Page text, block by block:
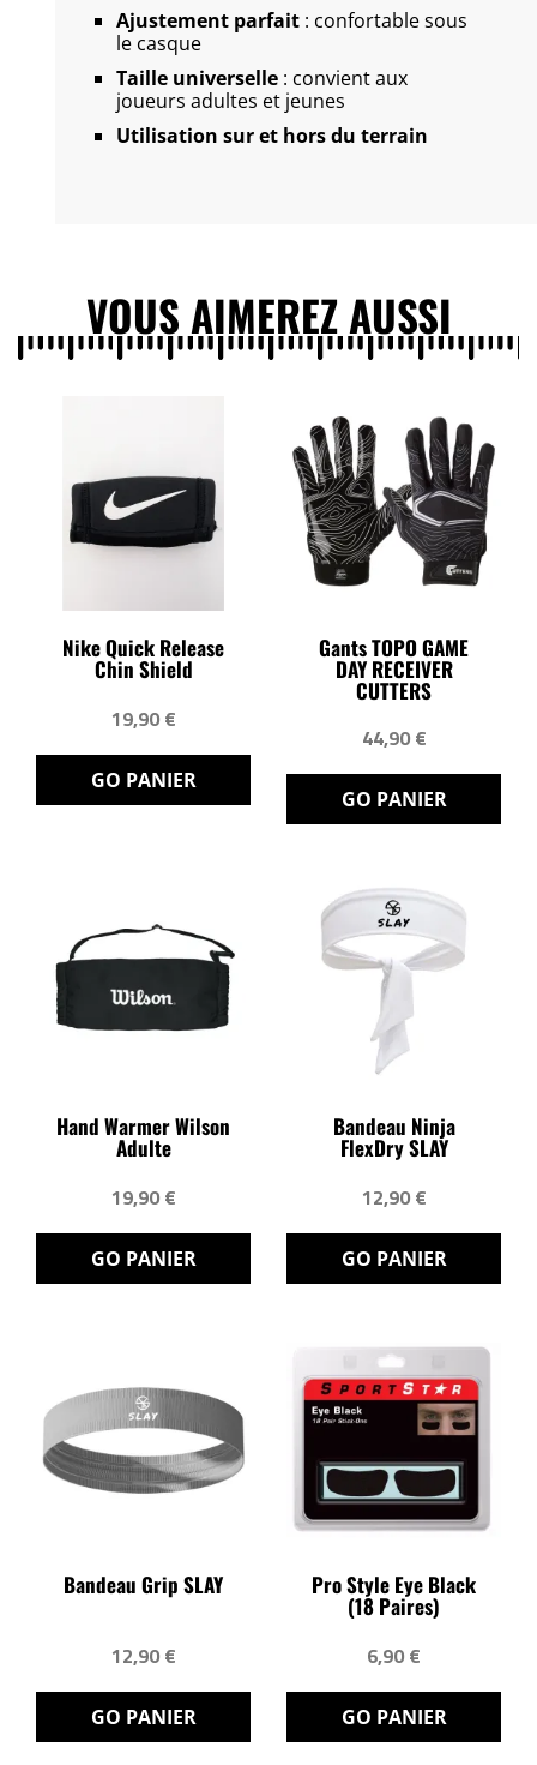
Ajustement parfait : confortable sous
le casque
Taille universelle : convient aux
joueurs adultes et jeunes
Utilisation sur et hors du terrain
VOUS AIMEREZ AUSSI
Nike Quick Release
Chin Shield
19,90 €
GO PANIER
Gants TOPO GAME
DAY RECEIVER
CUTTERS
44,90 €
GO PANIER
Hand Warmer Wilson
Adulte
19,90 €
GO PANIER
Bandeau Ninja
FlexDry SLAY
12,90 €
GO PANIER
Bandeau Grip SLAY
12,90 €
GO PANIER
Pro Style Eye Black
(18 Paires)
6,90 €
GO PANIER